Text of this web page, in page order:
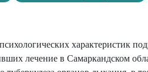
характеристик
лечение в Самаркандском